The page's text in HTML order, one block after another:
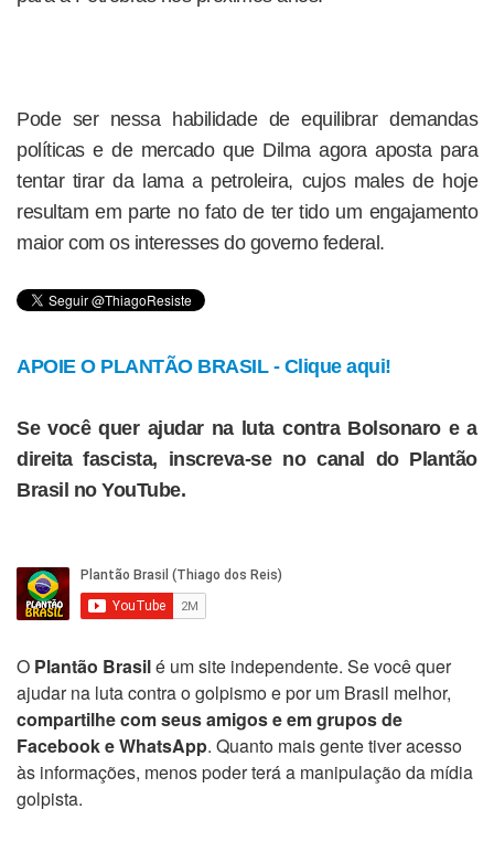
Pode ser nessa habilidade de equilibrar demandas
políticas e de mercado que Dilma agora aposta para
tentar tirar da lama a petroleira, cujos males de hoje
resultam em parte no fato de ter tido um engajamento
maior com os interesses do governo federal.
APOIE O PLANTÃO BRASIL - Clique aqui!
Se você quer ajudar na luta contra Bolsonaro e a
direita fascista, inscreva-se no canal do Plantão
Brasil no YouTube.
O Plantão Brasilé um site independente. Se você quer
ajudar na luta contra o golpismo e por um Brasil melhor,
compartilhe com seus amigos e em grupos de
Facebook e WhatsApp. Quanto mais gente tiver acesso
às informações, menos poder terá a manipulação da mídia
golpista.